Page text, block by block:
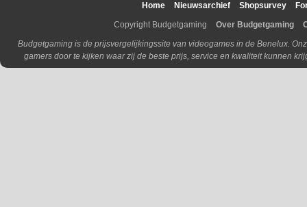
Home Nieuwsarchief Shopsurvey
Copyright Budgetgaming
Over Budgetgaming
Budgetgaming is de prijsvergelijkingssite van videogames in de Benelux.
gamers door te kijken waar zij de beste prijs, service en kwaliteit kunnen